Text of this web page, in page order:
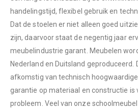
handelingstijd, flexibel gebruik en
Dat de stoelen er niet alleen goed
zijn, daarvoor staat de negentig jaar
meubelindustrie garant. Meubelen
Nederland en Duitsland geproduceerd.
afkomstig van technisch
garantie op materiaal en constructie is
probleem. Veel van onze